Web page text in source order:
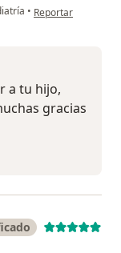
• en opinión del
Reportar
a tu hijo,
gracias